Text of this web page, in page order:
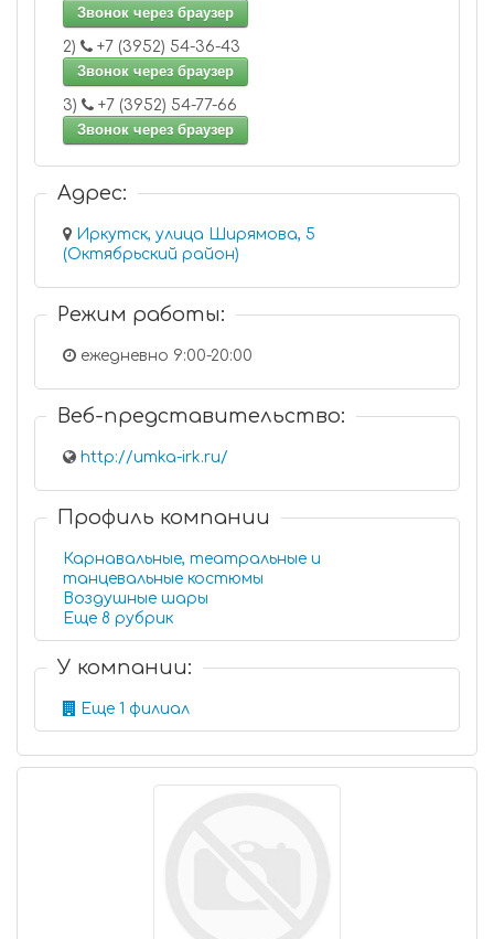
Звонок через браузер
2)
+7 (3952) 54-36-43
Звонок через браузер
3)
+7 (3952) 54-77-66
Звонок через браузер
Адрес:
Иркутск, улица Ширямова, 5
(Октябрьский район)
Режим работы:
ежедневно 9:00-20:00
Веб-представительство:
http://umka-irk.ru/
Профиль компании
Карнавальные, театральные и
танцевальные костюмы
Воздушные шары
Еще 8 рубрик
У компании:
Еще 1 филиал